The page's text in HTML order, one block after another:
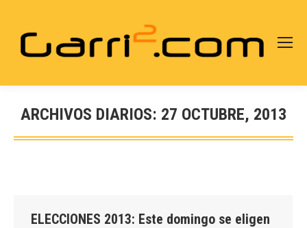
ARCHIVOS DIARIOS: 27 OCTUBRE, 2013
Estás aquí:
ELECCIONES 2013: Este domingo se eligen